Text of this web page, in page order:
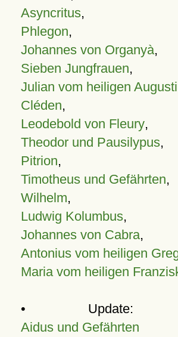
Asyncritus,
Phlegon,
Johannes von Organyà,
Sieben Jungfrauen,
Julian vom heiligen
Cléden,
Leodebold von Fleury,
Theodor und Pausilypus,
Pitrion,
Timotheus und Gefährten,
Wilhelm,
Ludwig Kolumbus,
Johannes von Cabra,
Antonius vom heiligen
Maria vom heiligen
•
Aidus und Gefährten